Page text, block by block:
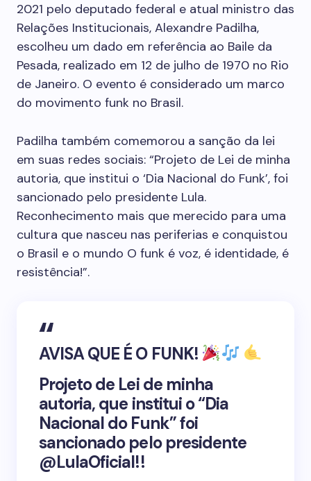
2021 pelo deputado federal e atual ministro das
Relações Institucionais, Alexandre Padilha,
escolheu um dado em referência ao Baile da
Pesada, realizado em 12 de julho de 1970 no Rio
de Janeiro. O evento é considerado um marco
do movimento funk no Brasil.
Padilha também comemorou a sanção da lei
em suas redes sociais: “Projeto de Lei de minha
autoria, que institui o ‘Dia Nacional do Funk’, foi
sancionado pelo presidente Lula.
Reconhecimento mais que merecido para uma
cultura que nasceu nas periferias e conquistou
o Brasil e o mundo O funk é voz, é identidade, é
resistência!”.
AVISA QUE É O FUNK!
Projeto de Lei de minha
autoria, que institui o “Dia
Nacional do Funk” foi
sancionado pelo presidente
@LulaOficial!!